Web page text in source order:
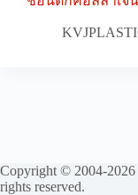
Copyright © 2004-
rights reserved.